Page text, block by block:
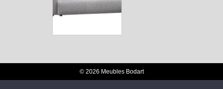
© 2026 Meubles Bodart